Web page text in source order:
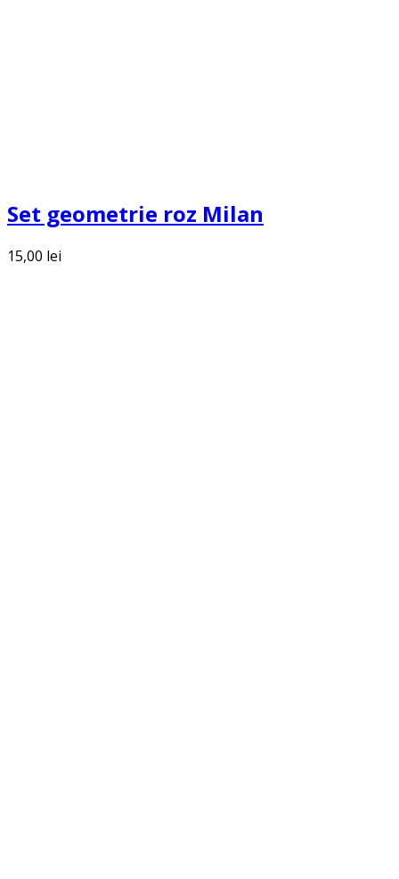
Set geometrie roz Milan
15,00 lei